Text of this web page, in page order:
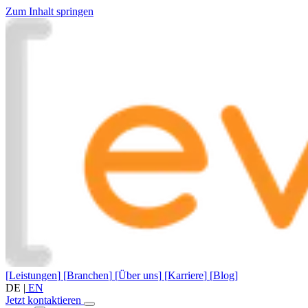
Zum Inhalt springen
[Leistungen] [Branchen] [Über uns] [Karriere] [Blog]
DE | EN
Jetzt kontaktieren